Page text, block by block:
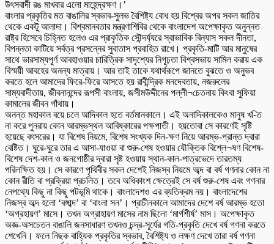
উৎসবাদী রঙ মাখবার এলো মাহেন্দ্রক্ষণ।’
বাংলার প্রকৃতির মত বাঙালির স্বভাব-সুলভ বৈশিষ্ট্য বোধ হয় বিশ্বের অপর সকল জাতির
থেকে একটু আলাদা। বিশ্বমানবতার মন্ত্রণাশিবির থেকে বাংলাদেশ অপেক্ষাকৃত অনুন্নত
রাষ্ট্র হিসেবে চিহ্নিত হলেও এর প্রাকৃতিক সৌন্দর্য্যরে স্বাভাবিক বিন্যাস সকল দীনতা,
বিপন্নতা কাটিয়ে সর্বত্র প্রসন্নের সুবাতাস প্রবাহিত রাখে। প্রকৃতি-মাটি আর মানুষের
সাথে ভারসাম্যপূর্ণ আবহাওয়ার চারিত্রিক সাদৃশ্যের নিগূঢ়তা বিশ্বসভায় সামিল করায় এক
বিস্ময়ী আবহের অনন্য মাত্রায়। আর তাই তাকে যথার্থরূপে জানতে বুঝতে ও অনুভব
করতে হলে আমাদের ফিরে-ফিরে আসতে হয় রাবীন্দ্রিক মনদেবতায়, নজরুলের
সাম্যবাদীতায়, জীবনানন্দের রূপসী বাংলায়, জসীমউদ্দীনের পল্লী¬চেতনায় কিংবা সুফিয়া
কামালের জীবন গাঁথায়।
অনন্ত মহাকাল বয়ে চলে আদিকাল হতে বর্তমানকালে। এই অনাদিকালকেও মানুষ খ-িত
না করে পুনরায় কোন আরম্ভস্থল আবিষ্কারের পক্ষপাতী। হয়তোবা সে কারণেই সৃষ্টি
হয়েছে বৎসরের। যা বিশেষ নিয়মে, বিশেষ সংখ্যক দিন-ক্ষণ নিয়ে আরম্ভ-প্রান্ত দ্বারা
বেষ্টিত। ঘুরে-ঘুরে তার এ আসা-যাওয়া বা শুরু-শেষ হওয়ার যৌক্তিক বিশ্লে¬ষণ বিশেষ-
বিশেষ দেশ-কাল ও জনগোষ্ঠীর দ্বারা সৃষ্ট হওয়ায় স্থান-কাল-পাত্রভেদে তারতম্য
পরিলক্ষিত হয়। সে কারণে পৃথিবীর সকল দেশেই নিজস্ব নিয়মে অব্দ বা বর্ষ গণনার কোন না
কোন রীতি বা প্রক্রিয়া প্রচলিত। তবে অধিকাংশ ক্ষেত্রেই সে বর্ষ শুরু-শেষ এবং গণনার
নেপথ্যে কিছু না কিছু পটভূমি থাকে। বাংলাদেশও এর ব্যতিক্রম নয়। বাংলাদেশের
নিজস্ব অব্দ হলো ‘বঙ্গাব্দ’ বা ‘বাংলা সন’। প্রাচীনকালে আমাদের দেশে বর্ষ আরম্ভ হতো
‘অগ্রহায়ণ’ মাসে। তখন অগ্রাহায়ণ মাসের নাম ছিলো ‘মার্গশীর্ষ’ মাস। অপেক্ষাকৃত
অজ্ঞ-অসচেতন বাঙালি জনসাধারণ তখনও চন্দ্র-সূর্যের গতি-প্রকৃতি দেখে বর্ষ গণনা করতে
শেখেনি। ফলে নিছক বাহ্যিক প্রকৃতির স্বভাব, বৈশিষ্ট্য ও লক্ষণ দেখে তারা বর্ষ গণনা